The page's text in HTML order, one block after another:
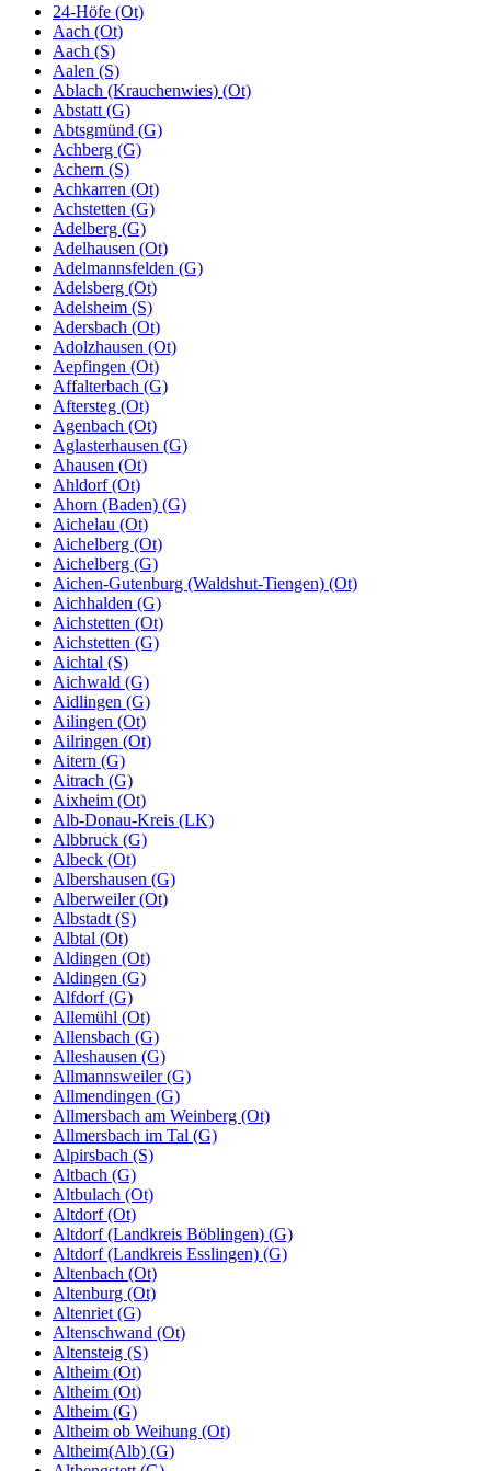
24-Höfe (Ot)
Aach (Ot)
Aach (S)
Aalen (S)
Ablach (Krauchenwies) (Ot)
Abstatt (G)
Abtsgmünd (G)
Achberg (G)
Achern (S)
Achkarren (Ot)
Achstetten (G)
Adelberg (G)
Adelhausen (Ot)
Adelmannsfelden (G)
Adelsberg (Ot)
Adelsheim (S)
Adersbach (Ot)
Adolzhausen (Ot)
Aepfingen (Ot)
Affalterbach (G)
Aftersteg (Ot)
Agenbach (Ot)
Aglasterhausen (G)
Ahausen (Ot)
Ahldorf (Ot)
Ahorn (Baden) (G)
Aichelau (Ot)
Aichelberg (Ot)
Aichelberg (G)
Aichen-Gutenburg (Waldshut-Tiengen) (Ot)
Aichhalden (G)
Aichstetten (Ot)
Aichstetten (G)
Aichtal (S)
Aichwald (G)
Aidlingen (G)
Ailingen (Ot)
Ailringen (Ot)
Aitern (G)
Aitrach (G)
Aixheim (Ot)
Alb-Donau-Kreis (LK)
Albbruck (G)
Albeck (Ot)
Albershausen (G)
Alberweiler (Ot)
Albstadt (S)
Albtal (Ot)
Aldingen (Ot)
Aldingen (G)
Alfdorf (G)
Allemühl (Ot)
Allensbach (G)
Alleshausen (G)
Allmannsweiler (G)
Allmendingen (G)
Allmersbach am Weinberg (Ot)
Allmersbach im Tal (G)
Alpirsbach (S)
Altbach (G)
Altbulach (Ot)
Altdorf (Ot)
Altdorf (Landkreis Böblingen) (G)
Altdorf (Landkreis Esslingen) (G)
Altenbach (Ot)
Altenburg (Ot)
Altenriet (G)
Altenschwand (Ot)
Altensteig (S)
Altheim (Ot)
Altheim (Ot)
Altheim (G)
Altheim ob Weihung (Ot)
Altheim(Alb) (G)